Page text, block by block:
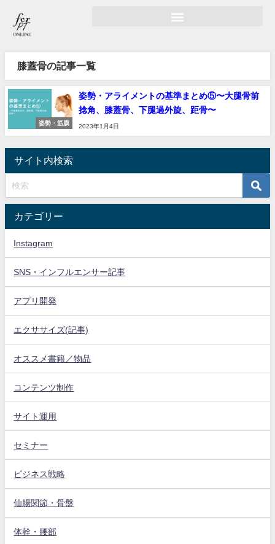
膝蓋骨の記事一覧
姿勢・筋膜
姿勢・アライメントの基準まとめ⑤〜大腿骨前
捻角、膝蓋骨、下腿過外旋、距骨〜
2023年1月4日
サイト内検索
カテゴリー
Instagram
SNS・インフルエンサー記事
アプリ開発
エクササイズ(記事)
オススメ書籍／物品
コンテンツ制作
サイト運用
セミナー
ビジネス戦略
仙腸関節・骨盤
体幹・腰部